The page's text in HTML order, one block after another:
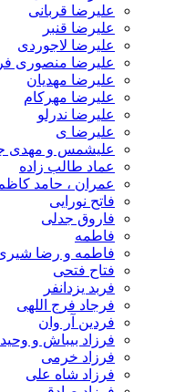
علیرضا قربانی
علیرضا قنبر
علیرضا لاجوردی
علیرضا منصوری
علیرضا مهدیان
علیرضا مهرکام
علیرضا ندرلو
علیرضا ی
علیشمس و مهدی
عماد طالب زاده
عمران ، حامد کاظم
فاتح نورایی
فاروق جدلی
فاطمه
فاطمه و رضا
فتاح فتحی
فربد یزدانفر
فرجاد فرج اللهی
فردین آر وان
فرزاد بیباش و وحید
فرزاد خرمی
فرزاد شاه علی